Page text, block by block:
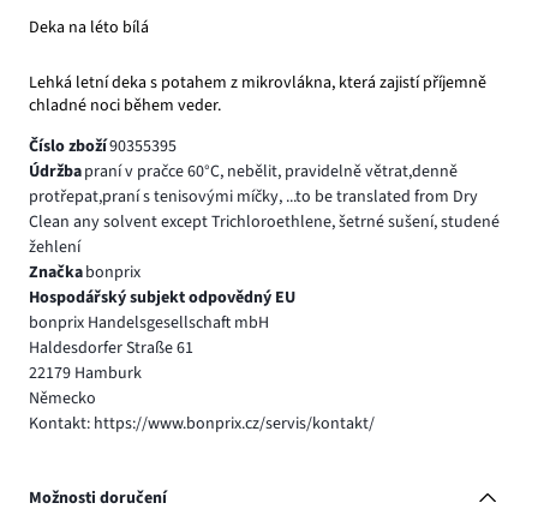
Deka na léto bílá
Lehká letní deka s potahem z mikrovlákna, která zajistí příjemně
chladné noci během veder.
Číslo zboží90355395
Údržbapraní v pračce 60°C, nebělit, pravidelně větrat,denně
protřepat,praní s tenisovými míčky, ...to be translated from Dry
Clean any solvent except Trichloroethlene, šetrné sušení, studené
žehlení
Značkabonprix
Hospodářský subjekt odpovědný EU
bonprix Handelsgesellschaft mbH
Haldesdorfer Straße 61
22179 Hamburk
Německo
Kontakt: https://www.bonprix.cz/servis/kontakt/
Možnosti doručení